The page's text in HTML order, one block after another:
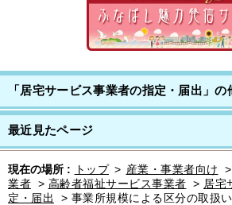
「居宅サービス事業者の指定・届出」の
最近見たページ
現在の場所 : トップ > 産業・事業者向け >
業者 > 高齢者福祉サービス事業者 > 居宅
定・届出
> 事業所規模による区分の取扱